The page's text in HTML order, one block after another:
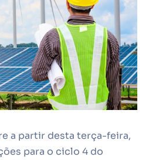
a partir desta terça-feira,
para o ciclo 4 do